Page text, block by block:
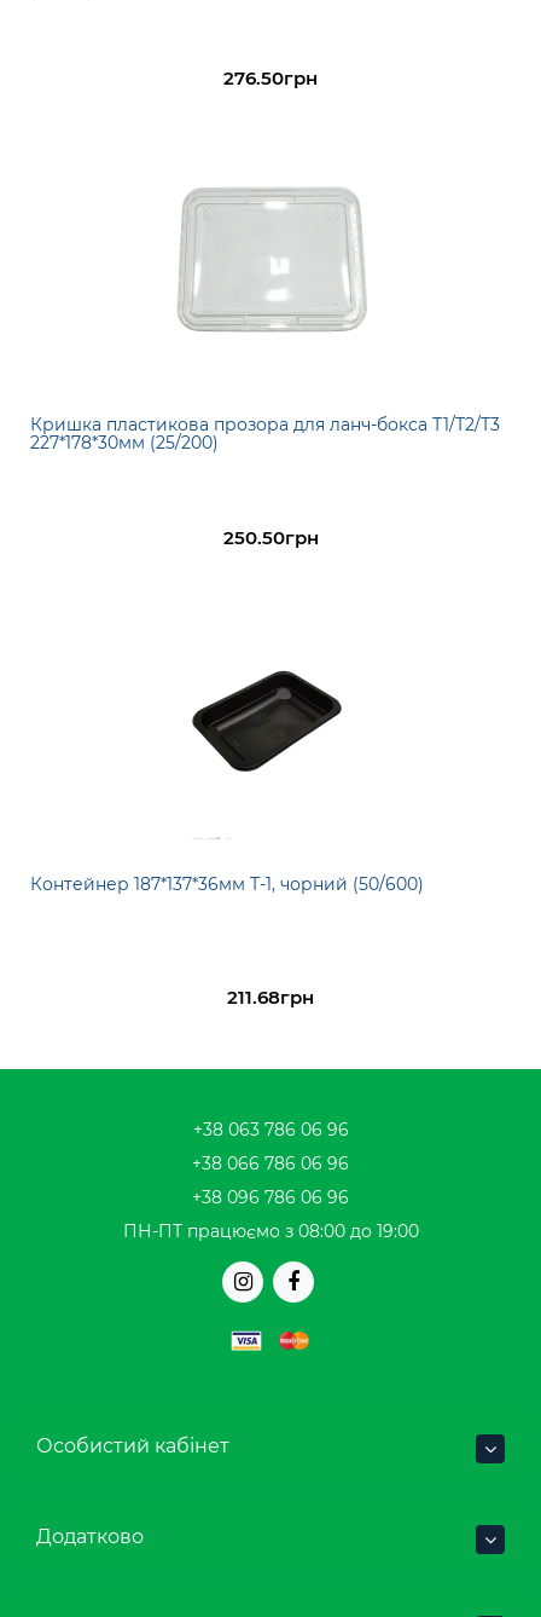
276.50грн
Кришка пластикова прозора для ланч-бокса Т1/Т2/Т3
227*178*30мм (25/200)
250.50грн
Контейнер 187*137*36мм Т-1, чорний (50/600)
211.68грн
+38 063 786 06 96
+38 066 786 06 96
+38 096 786 06 96
ПН-ПТ працюємо з 08:00 до 19:00
Особистий кабінет
Додатково